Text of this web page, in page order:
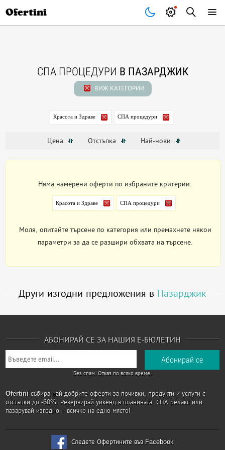
Ofertini
СПА ПРОЦЕДУРИ В ПАЗАРДЖИК
ВИЖ КАТЕГОРИИ
Красота и Здраве СПА процедури
Цена Отстъпка Най-нови
Няма намерени оферти по избраните критерии:
Красота и Здраве СПА процедури
Моля, опитайте търсене по категория или премахнете някои
параметри за да се разшири обхвата на търсене.
Други изгодни предложения в Пазарджик
АБОНИРАЙ СЕ ЗА НАШИЯ Е-БЮЛЕТИН
Без спам. Отказ по всяко време.
Ofertini събира най-добрите оферти за почивки, продукти и услуги с
отстъпки до -60%. Резервирай уикенд в планината, СПА релакс или
пазарувай изгодно – всичко на едно място!
Следете Офертините във Facebook